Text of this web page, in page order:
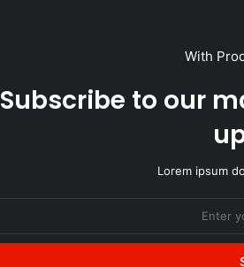
With
Subscribe to our
Lorem ipsum